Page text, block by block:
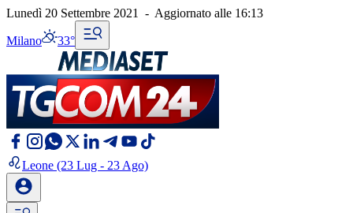
Lunedì 20 Settembre 2021 - Aggiornato alle 16:13
Milano 33°
Leone (23 Lug - 23 Ago)